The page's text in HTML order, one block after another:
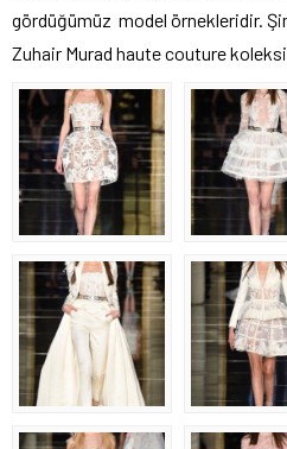
gördüğümüz model örnekleridir.
Zuhair Murad haute couture